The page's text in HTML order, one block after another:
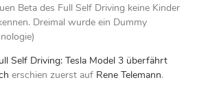
Beta des Full Self Driving keine Kinder
Dreimal wurde ein Dummy
Self Driving: Tesla Model 3 überfährt
erschien zuerst auf Rene Telemann.